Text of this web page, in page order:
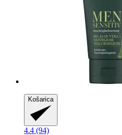
Košarica
4.4 (94)